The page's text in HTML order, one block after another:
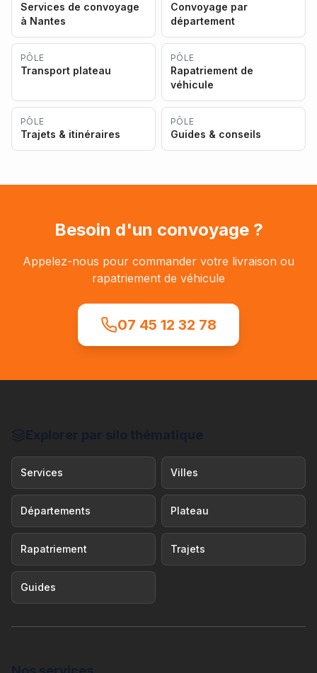
Services de convoyage
à Nantes
Convoyage par
département
PÔLE
Transport plateau
PÔLE
Rapatriement de
véhicule
PÔLE
Trajets & itinéraires
PÔLE
Guides & conseils
Besoin d'un convoyage ?
Appelez-nous pour commander votre livraison ou
rapatriement de véhicule
07 45 12 32 78
Services Villes
Départements Plateau
Rapatriement Trajets
Guides